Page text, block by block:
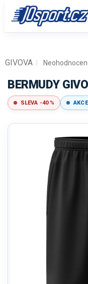
obsah
Průměrné
produktu
je
0,0
z
GIVOVA
BERMUDY
SLEVA -40 % AKCE